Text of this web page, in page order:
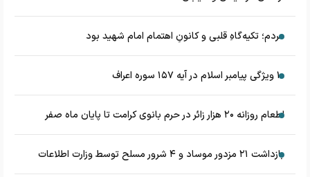
مردم؛ تکیه‌گاهِ قلبی و کانونِ اهتمام امام شهید بود
۱۰ ویژگی پیامبر اسلام در آیه ۱۵۷ سوره اعراف
اطعام روزانه ۲۰ هزار زائر در حرم بانوی کرامت تا پایان ماه صفر
بازداشت ۲۱ مزدور موساد و ۴ شرور مسلح توسط وزارت اطلاعات